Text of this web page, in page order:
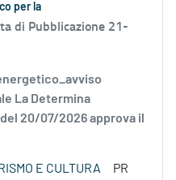
per la
di Pubblicazione 21-
La Determina
20/07/2026 approva il
E CULTURA
PR